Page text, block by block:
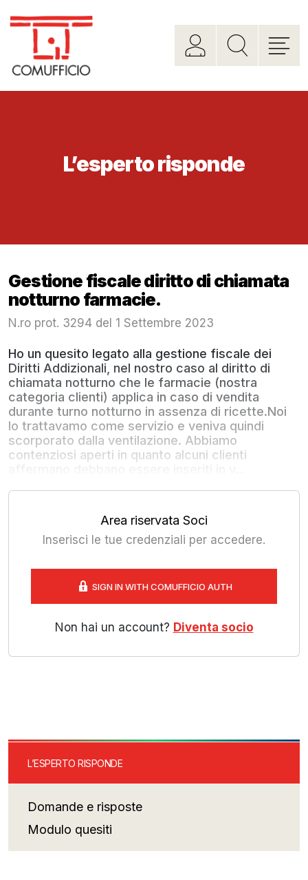
L’esperto risponde
Gestione fiscale diritto di chiamata
notturno farmacie.
N.ro prot. 3294 del 1 Settembre 2023
Ho un quesito legato alla gestione fiscale dei
Diritti Addizionali, nel nostro caso al diritto di
chiamata notturno che le farmacie (nostra
categoria clienti) applica in caso di vendita
durante turno notturno in assenza di ricette.Noi
lo trattavamo come servizio e veniva quindi
scorporato dalla ventilazione. Abbiamo
contenziosi aperti in quanto alcuni clienti
Area riservata Soci
Inserisci le tue credenziali per accedere.
SIGN IN WITH COMUFFICIO AUTH
Non hai un account? Diventa socio
L’ESPERTO RISPONDE
Domande e risposte
Modulo quesiti